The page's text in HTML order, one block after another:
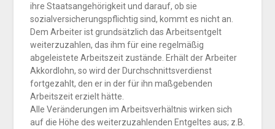
ihre Staatsangehörigkeit und darauf, ob sie
sozialversicherungspflichtig sind, kommt es nicht an.
Dem Arbeiter ist grundsätzlich das Arbeitsentgelt
weiterzuzahlen, das ihm für eine regelmäßig
abgeleistete Arbeitszeit zustände. Erhält der Arbeiter
Akkordlohn, so wird der Durchschnittsverdienst
fortgezahlt, den er in der für ihn maßgebenden
Arbeitszeit erzielt hätte.
Alle Veränderungen im Arbeitsverhältnis wirken sich
auf die Höhe des weiterzuzahlenden Entgeltes aus; z.B.